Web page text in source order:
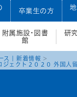
卒業生の方
附属施設・図書
館
研
ス
新着情報
ジェクト２０２０ 外国